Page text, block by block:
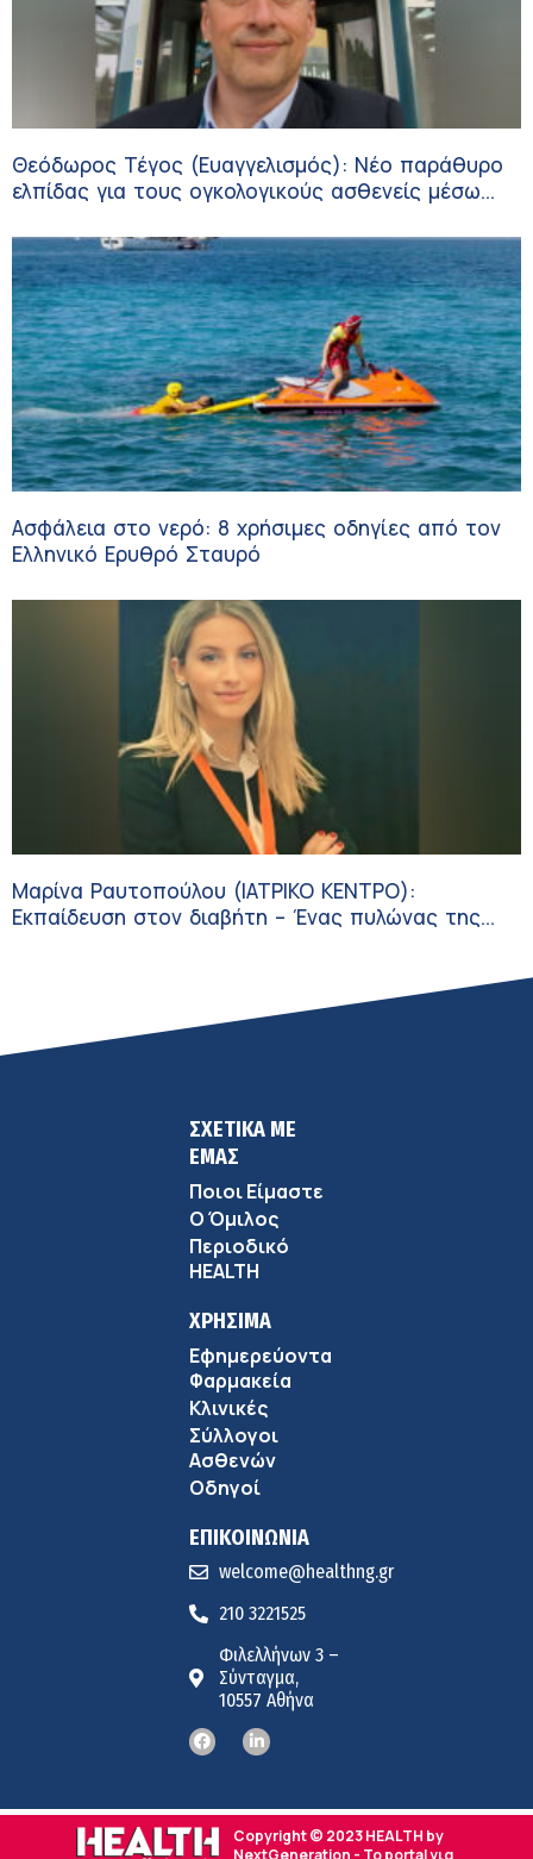
Θεόδωρος Τέγος (Ευαγγελισμός): Νέο παράθυρο
ελπίδας για τους ογκολογικούς ασθενείς μέσω
Ασφάλεια στο νερό: 8 χρήσιμες οδηγίες από τον
Ελληνικό Ερυθρό Σταυρό
Μαρίνα Ραυτοπούλου (ΙΑΤΡΙΚΟ ΚΕΝΤΡΟ):
Εκπαίδευση στον διαβήτη – Ένας πυλώνας της
ΣΧΕΤΙΚΑ ΜΕ
ΕΜΑΣ
Ποιοι Είμαστε
Ο Όμιλος
Περιοδικό
HEALTH
ΧΡΗΣΙΜΑ
Εφημερεύοντα
Φαρμακεία
Κλινικές
Σύλλογοι
Ασθενών
Οδηγοί
ΕΠΙΚΟΙΝΩΝΙΑ
welcome@healthng.gr
210 3221525
Φιλελλήνων 3 –
Σύνταγμα,
10557 Αθήνα
Copyright © 2023 HEALTH by